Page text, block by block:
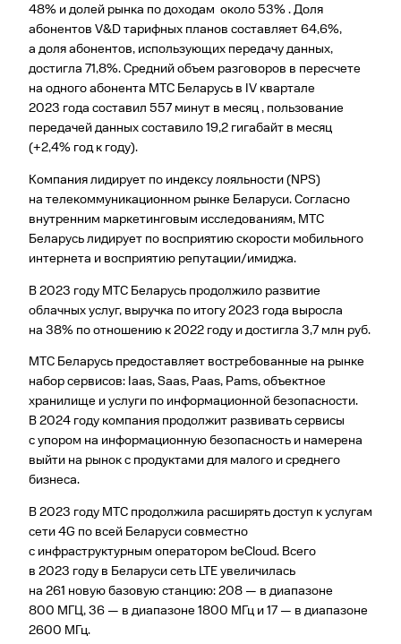
48% и долей рынка по доходам около 53% . Доля
абонентов V&D тарифных планов составляет 64,6%,
а доля абонентов, использующих передачу данных,
достигла 71,8%. Средний объем разговоров в пересчете
на одного абонента МТС Беларусь в IV квартале
2023 года составил 557 минут в месяц , пользование
передачей данных составило 19,2 гигабайт в месяц
(+2,4% год к году).
Компания лидирует по индексу лояльности (NPS)
на телекоммуникационном рынке Беларуси. Согласно
внутренним маркетинговым исследованиям, МТС
Беларусь лидирует по восприятию скорости мобильного
интернета и восприятию репутации/имиджа.
В 2023 году МТС Беларусь продолжило развитие
облачных услуг, выручка по итогу 2023 года выросла
на 38% по отношению к 2022 году и достигла 3,7 млн руб.
МТС Беларусь предоставляет востребованные на рынке
набор сервисов: Iaas, Saas, Paas, Pams, объектное
хранилище и услуги по информационной безопасности.
В 2024 году компания продолжит развивать сервисы
с упором на информационную безопасность и намерена
выйти на рынок с продуктами для малого и среднего
бизнеса.
В 2023 году МТС продолжила расширять доступ к услугам
сети 4G по всей Беларуси совместно
с инфраструктурным оператором beCloud. Всего
в 2023 году в Беларуси сеть LTE увеличилась
на 261 новую базовую станцию: 208 — в диапазоне
800 МГЦ, 36 — в диапазоне 1800 МГц и 17 — в диапазоне
2600 МГц.